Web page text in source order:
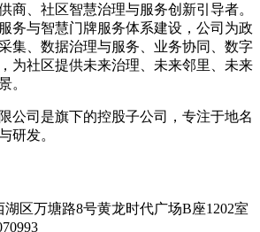
商、社区智慧治理与服务创新引导者。
务与智慧门牌服务体系建设，公司为政
集、数据治理与服务、业务协同、数字
为社区提供未来治理、未来邻里、未来
。
公司是旗下的控股子公司，专注于地名
研发。
区万塘路8号黄龙时代广场B座1202室